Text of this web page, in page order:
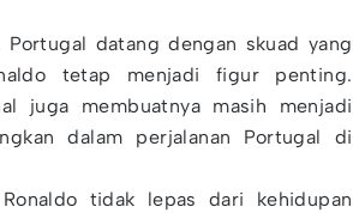
datang dengan skuad yang
tetap menjadi figur penting.
juga membuatnya masih menjadi
dalam perjalanan Portugal di
tidak lepas dari kehidupan